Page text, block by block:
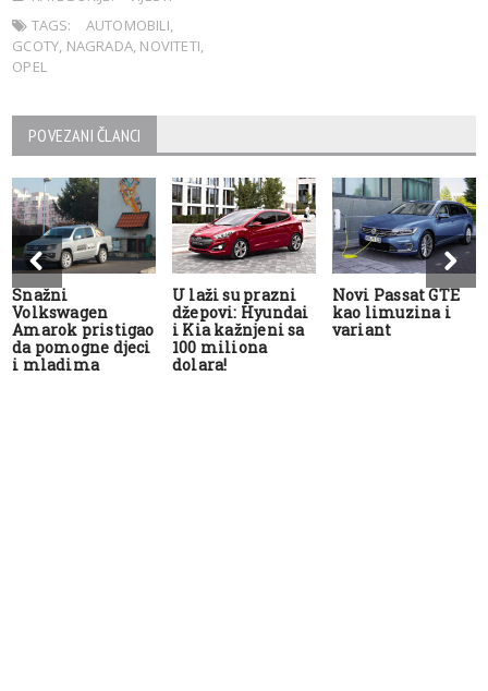
TAGS:
AUTOMOBILI,
GCOTY, NAGRADA, NOVITETI,
OPEL
POVEZANI ČLANCI
Snažni
Volkswagen
Amarok pristigao
da pomogne djeci
i mladima
U laži su prazni
džepovi: Hyundai
i Kia kažnjeni sa
100 miliona
dolara!
Novi Passat GTE
kao limuzina i
variant